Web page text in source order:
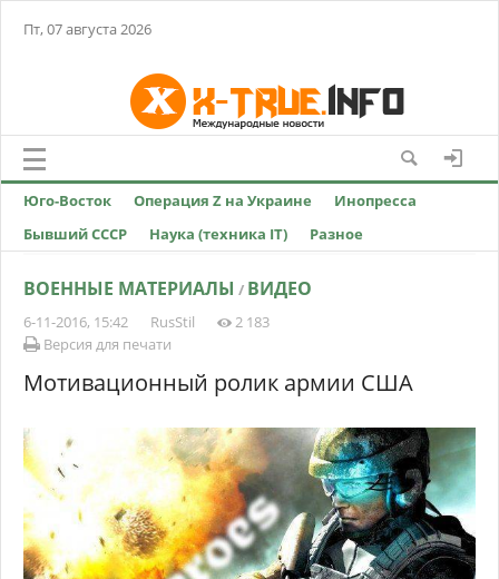
Пт, 07 августа 2026
Юго-Восток Операция Z на Украине
Инопресса
Бывший СССР
Наука (техника IT) Разное
ВОЕННЫЕ МАТЕРИАЛЫ / ВИДЕО
6-11-2016, 15:42 RusStil
2 183
Версия для печати
Мотивационный ролик армии США